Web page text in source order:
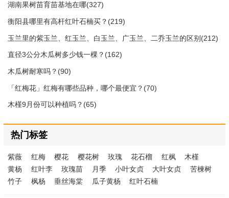
湖南果树苗育苗基地在哪(327)
衡阳县哪里有高杆红叶石楠买？(219)
玉兰里的紫玉兰、红玉兰、白玉兰、广玉兰、二乔玉兰的区别(212)
直径3公分木瓜树多少钱一棵？(162)
木瓜树耐寒吗？(90)
「红梅花」红梅有哪些品种，哪个最便宜？(70)
木槿9月份可以种植吗？(65)
热门标签
紫薇 红梅 樱花 樱花树 玫瑰 花石榴 红枫
木槿
黄杨
红叶李 玫瑰苗 月季 小叶女贞 大叶女贞
苦楝树
竹子
枫杨 垂丝海棠 瓜子黄杨 红叶石楠